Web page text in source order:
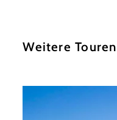
Weitere